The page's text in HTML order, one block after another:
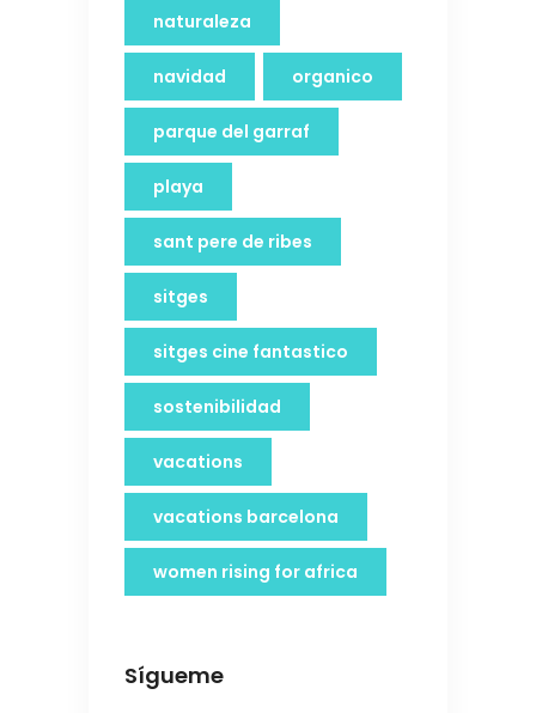
naturaleza
navidad organico
parque del garraf
playa
sant pere de ribes
sitges
sitges cine fantastico
sostenibilidad
vacations
vacations barcelona
women rising for africa
Sígueme